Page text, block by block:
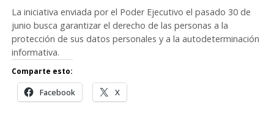
La iniciativa enviada por el Poder Ejecutivo el pasado 30 de
junio busca garantizar el derecho de las personas a la
protección de sus datos personales y a la autodeterminación
informativa.
Comparte esto:
Facebook X